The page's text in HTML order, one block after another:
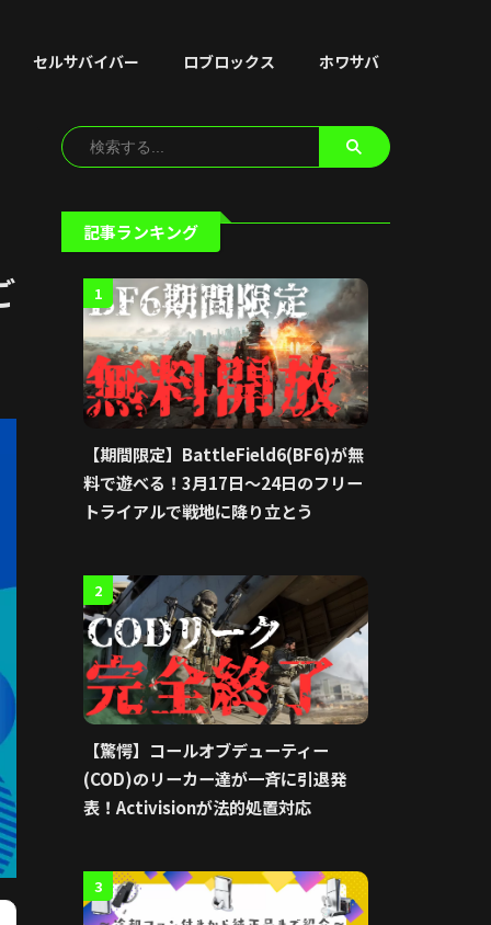
セルサバイバー ロブロックス ホワサバ
記事ランキング
1
【期間限定】BattleField6(BF6)が無
料で遊べる！3月17日〜24日のフリー
トライアルで戦地に降り立とう
2
【驚愕】コールオブデューティー
(COD)のリーカー達が一斉に引退発
表！Activisionが法的処置対応
3